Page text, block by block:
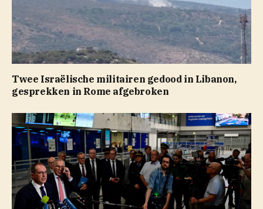
Twee Israëlische militairen gedood in Libanon,
gesprekken in Rome afgebroken